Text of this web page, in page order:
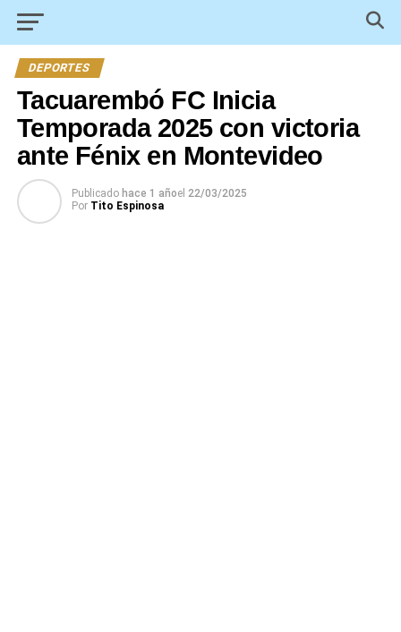
DEPORTES
Tacuarembó FC Inicia
Temporada 2025 con victoria
ante Fénix en Montevideo
Publicado hace 1 añoel 22/03/2025
Por Tito Espinosa